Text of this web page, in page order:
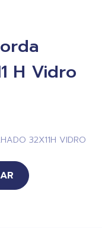
H Vidro
32X11H VIDRO